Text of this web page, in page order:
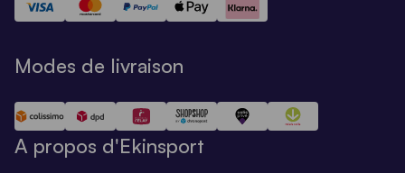
Modes de livraison
A propos d'Ekinsport